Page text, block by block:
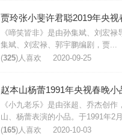
《啼笑皆非》是由孙集斌、刘宏禄
集斌、刘宏禄、郭宇鹏编剧，贾...
(325)人喜欢 2020-09-25
《小九老乐》是由张超、乔杰创作
山、杨蕾表演的小品。于1991年2月
(165)人喜欢 2020-10-03